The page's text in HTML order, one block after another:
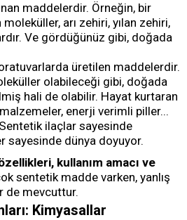
maddelerdir. Örneğin, bir
arı zehiri, yılan zehiri,
Ve gördüğünüz gibi, doğada
üretilen maddelerdir.
olabileceği gibi, doğada
hali de olabilir. Hayat kurtaran
enerji verimli piller...
ilaçlar sayesinde
sayesinde dünya doyuyor.
kullanım amacı ve
sentetik madde varken, yanlış
de mevcuttur.
Kimyasallar